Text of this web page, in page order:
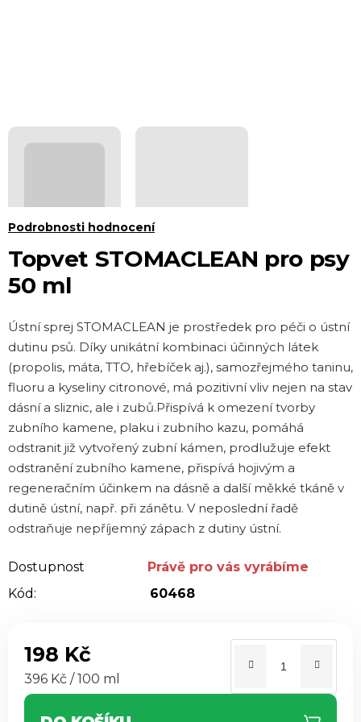
Topvet STOMACLEAN pro psy
50 ml
Průměrné
produktu
je
z 5
hvězdiček.
Podrobnosti hodnocení
Ústní sprej STOMACLEAN je prostředek pro péči o ústní
dutinu psů. Díky unikátní kombinaci účinných látek
(propolis, máta, TTO, hřebíček aj.), samozřejmého taninu,
fluoru a kyseliny citronové, má pozitivní vliv nejen na stav
dásní a sliznic, ale i zubů.Přispívá k omezení tvorby
zubního kamene, plaku i zubního kazu, pomáhá
odstranit již vytvořený zubní kámen, prodlužuje efekt
odstranění zubního kamene, přispívá hojivým a
regeneračním účinkem na dásně a další měkké tkáně v
dutině ústní, např. při zánětu. V neposlední řadě
odstraňuje nepříjemný zápach z dutiny ústní.
Dostupnost
Právě pro vás vyrábíme
Kód:
60468
198 Kč
Měrná cena:
396 Kč / 100 ml